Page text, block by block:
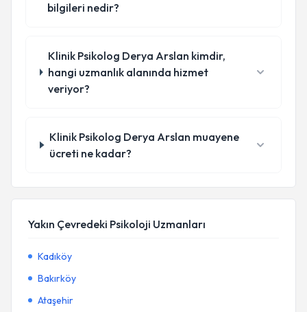
bilgileri nedir?
Klinik Psikolog Derya Arslan kimdir,
hangi uzmanlık alanında hizmet
veriyor?
Klinik Psikolog Derya Arslan muayene
ücreti ne kadar?
Yakın Çevredeki Psikoloji Uzmanları
Kadıköy
Bakırköy
Ataşehir